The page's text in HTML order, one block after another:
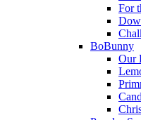
For
BoBunny
Our